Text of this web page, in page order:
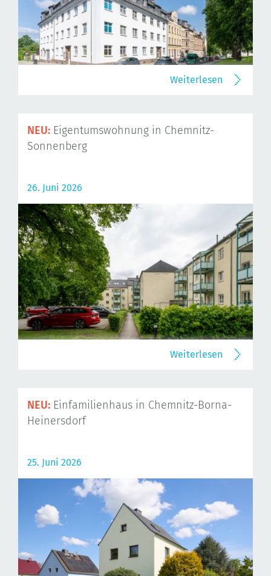
Weiterlesen
NEU: Eigentumswohnung in Chemnitz-
Sonnenberg
26. Juni 2026
Weiterlesen
NEU: Einfamilienhaus in Chemnitz-Borna-
Heinersdorf
25. Juni 2026